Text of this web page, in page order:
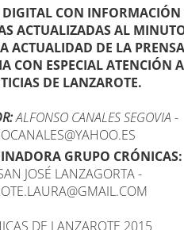
CON INFORMACIÓN
ACTUALIZADAS AL
ACTUALIDAD DE LA PRENSA
CON ESPECIAL ATENCIÓN A
DE LANZAROTE.
ALFONSO CANALES SEGOVIA -
GRUPO CRÓNICAS:
JOSÉ LANZAGORTA -
DE LANZAROTE 2015